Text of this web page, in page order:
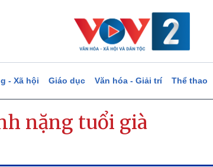
- Xã hội Giáo dục Văn hóa - Giải trí Thể thao
nặng tuổi già